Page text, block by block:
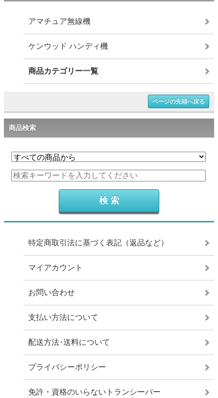
アマチュア無線機
ケンウッド ハンディ機
商品カテゴリー一覧
ページの先頭へ戻る
商品検索
特定商取引法に基づく表記（返品など）
マイアカウント
お問い合わせ
支払い方法について
配送方法･送料について
プライバシーポリシー
免許・資格のいらないトランシーバー